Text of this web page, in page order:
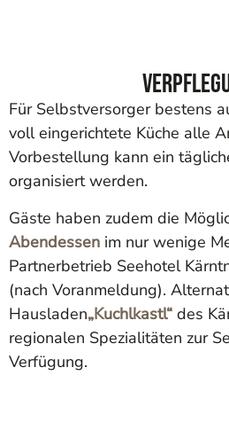
Für Selbstversorger bestens
voll eingerichtete Küche alle
Vorbestellung kann ein
organisiert werden.
Gäste haben zudem die
Abendessen im nur wenige
Partnerbetrieb Seehotel
(nach Voranmeldung).
Hausladen„Kuchlkastl“ des
regionalen Spezialitäten zur
Verfügung.